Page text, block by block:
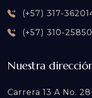
(+57) 317-
(+57) 310-
Nuestra
Carrera 13 A No.